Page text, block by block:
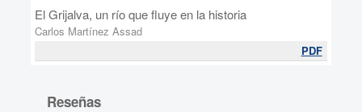
El Grijalva, un río que fluye en la historia
Carlos Martínez Assad
PDF
Reseñas